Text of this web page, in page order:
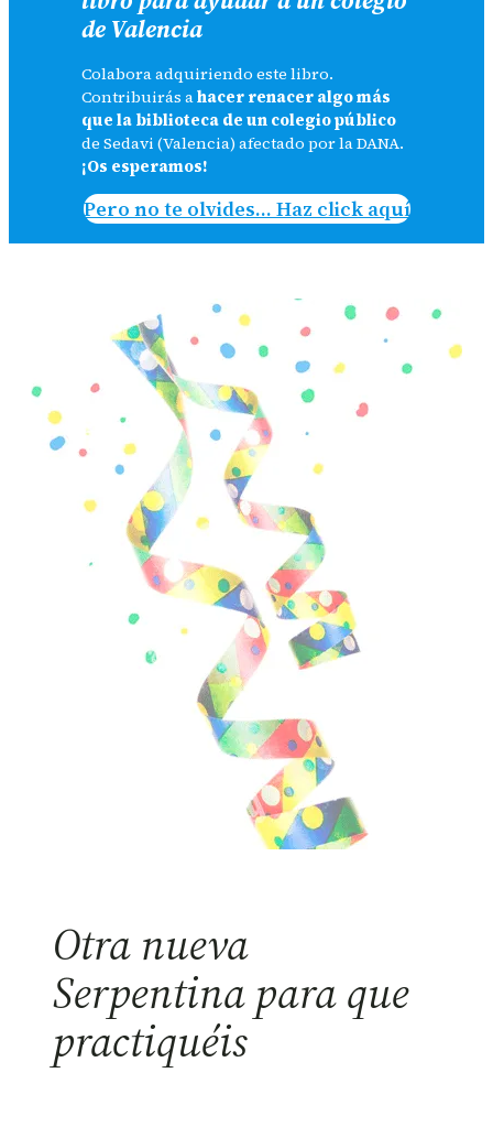
de Valencia
Colabora adquiriendo este libro.
Contribuirás ahacer renacer algo más
que la biblioteca de un colegio público
de Sedavi (Valencia) afectado por la DANA.
¡Os esperamos!
Pero no te olvides… Haz click aquí
Otra nueva
Serpentina para que
practiquéis